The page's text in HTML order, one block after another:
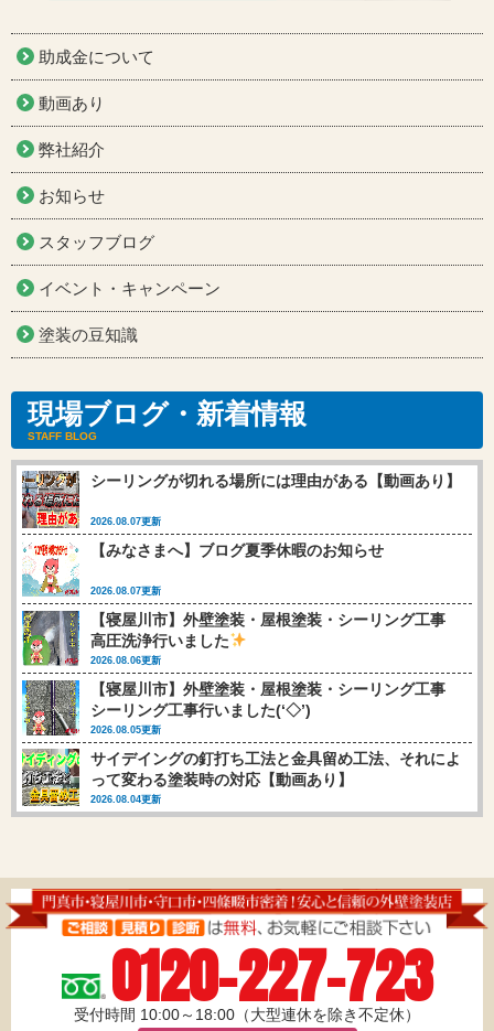
助成金について
動画あり
弊社紹介
お知らせ
スタッフブログ
イベント・キャンペーン
塗装の豆知識
現場ブログ・新着情報
STAFF BLOG
シーリングが切れる場所には理由がある【動画あり】
2026.08.07更新
【みなさまへ】ブログ夏季休暇のお知らせ
2026.08.07更新
【寝屋川市】外壁塗装・屋根塗装・シーリング工事
高圧洗浄行いました
2026.08.06更新
【寝屋川市】外壁塗装・屋根塗装・シーリング工事
シーリング工事行いました(‘◇’)ゞ
2026.08.05更新
サイデイングの釘打ち工法と金具留め工法、それによ
って変わる塗装時の対応【動画あり】
2026.08.04更新
0120-227-723
受付時間 10:00～18:00（大型連休を除き不定休）